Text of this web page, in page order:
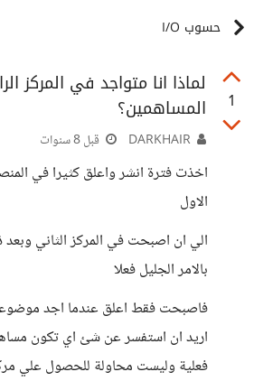
حسوب I/O
1
لماذا انا متواجد في المركز
المساهمين؟
قبل 8 سنوات
اخذت فترة انشر واعلق كثيرا في
الاول
الي ان اصبحت في المركز الثاني
بالامر الجليل فعلا
فاصبحت فقط اعلق عندما اجد
اريد ان استفسر عن شئ اي تكون
فعلية وليست محاولة للحصول علي